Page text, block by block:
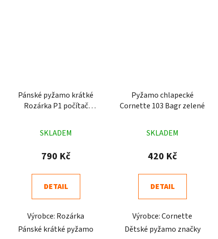
Pánské pyžamo krátké
Rozárka P1 počítač
hodnocení
produktu
4,4
z
hvězdiček.
SKLADEM
790 Kč
DETAIL
Výrobce: Rozárka
Pánské krátké pyžamo
Pyžamo chlapecké
Cornette 103 Bagr zelené
hodnocení
produktu
5,0
z
hvězdiček.
SKLADEM
420 Kč
DETAIL
Výrobce: Cornette
Dětské pyžamo značky